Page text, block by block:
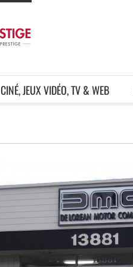
CINÉ, JEUX VIDÉO, TV & WEB